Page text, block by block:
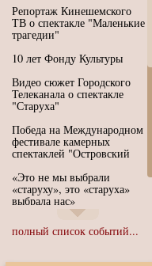
Репортаж Кинешемского
ТВ о спектакле "Маленькие
трагедии"
10 лет Фонду Культуры
Видео сюжет Городского
Телеканала о спектакле
"Старуха"
Победа на Международном
фестивале камерных
спектаклей "Островский
«Это не мы выбрали
«старуху», это «старуха»
выбрала нас»
Иммерсивный спектакль
"Язык чистого полета
полный список событий...